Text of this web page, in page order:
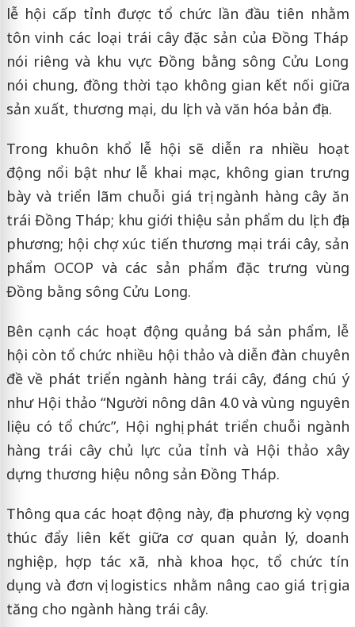
lễ hội cấp tỉnh được tổ chức lần đầu tiên nhằm
tôn vinh các loại trái cây đặc sản của Đồng Tháp
nói riêng và khu vực Đồng bằng sông Cửu Long
nói chung, đồng thời tạo không gian kết nối giữa
sản xuất, thương mại, du lịch và văn hóa bản địa.
Trong khuôn khổ lễ hội sẽ diễn ra nhiều hoạt
động nổi bật như lễ khai mạc, không gian trưng
bày và triển lãm chuỗi giá trị ngành hàng cây ăn
trái Đồng Tháp; khu giới thiệu sản phẩm du lịch địa
phương; hội chợ xúc tiến thương mại trái cây, sản
phẩm OCOP và các sản phẩm đặc trưng vùng
Đồng bằng sông Cửu Long.
Bên cạnh các hoạt động quảng bá sản phẩm, lễ
hội còn tổ chức nhiều hội thảo và diễn đàn chuyên
đề về phát triển ngành hàng trái cây, đáng chú ý
như Hội thảo “Người nông dân 4.0 và vùng nguyên
liệu có tổ chức”, Hội nghị phát triển chuỗi ngành
hàng trái cây chủ lực của tỉnh và Hội thảo xây
dựng thương hiệu nông sản Đồng Tháp.
Thông qua các hoạt động này, địa phương kỳ vọng
thúc đẩy liên kết giữa cơ quan quản lý, doanh
nghiệp, hợp tác xã, nhà khoa học, tổ chức tín
dụng và đơn vị logistics nhằm nâng cao giá trị gia
tăng cho ngành hàng trái cây.